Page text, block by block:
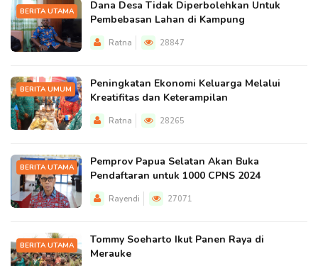
BERITA UTAMA
Dana Desa Tidak Diperbolehkan Untuk
Pembebasan Lahan di Kampung
Ratna 28847
BERITA UMUM
Peningkatan Ekonomi Keluarga Melalui
Kreatifitas dan Keterampilan
Ratna 28265
BERITA UTAMA
Pemprov Papua Selatan Akan Buka
Pendaftaran untuk 1000 CPNS 2024
Rayendi 27071
BERITA UTAMA
Tommy Soeharto Ikut Panen Raya di
Merauke